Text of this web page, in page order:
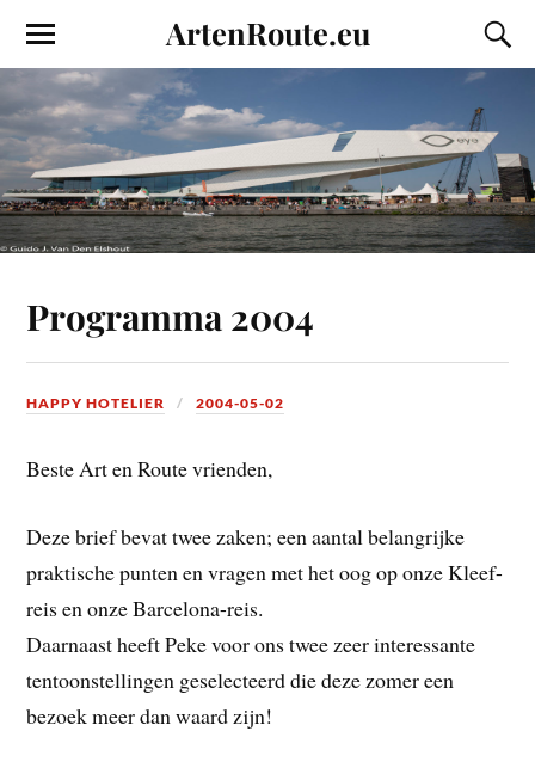
ArtenRoute.eu
Programma 2004
HAPPY HOTELIER 2004-05-02
Beste Art en Route vrienden,
Deze brief bevat twee zaken; een aantal belangrijke
praktische punten en vragen met het oog op onze Kleef-
reis en onze Barcelona-reis.
Daarnaast heeft Peke voor ons twee zeer interessante
tentoonstellingen geselecteerd die deze zomer een
bezoek meer dan waard zijn!